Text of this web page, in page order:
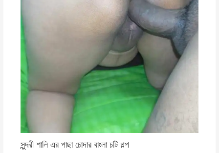
সুন্দরী শালি এর পাছা চোদার বাংলা চটি গল্প